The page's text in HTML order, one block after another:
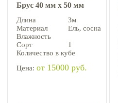
Брус 40 мм х 50 мм
Длина
3м
Материал
Ель, cосна
Влажность
Сорт
1
Количество в кубе
Цена: от 15000 руб.